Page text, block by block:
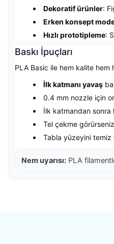
Dekoratif ürünler:
Erken konsept
Hızlı prototipleme:
Baskı İpuçları
PLA Basic ile hem kalite hem
İlk katmanı yavaş
0.4 mm nozzle için
İlk katmandan sonra
Tel çekme
Tabla yüzeyini temiz
Nem uyarısı: PLA